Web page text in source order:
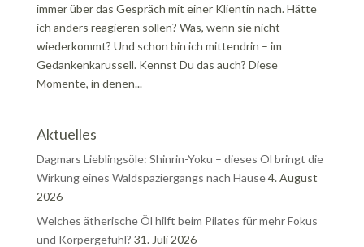
immer über das Gespräch mit einer Klientin nach. Hätte
ich anders reagieren sollen? Was, wenn sie nicht
wiederkommt? Und schon bin ich mittendrin – im
Gedankenkarussell. Kennst Du das auch? Diese
Momente, in denen...
Aktuelles
Dagmars Lieblingsöle: Shinrin-Yoku – dieses Öl bringt die
Wirkung eines Waldspaziergangs nach Hause4. August
2026
Welches ätherische Öl hilft beim Pilates für mehr Fokus
und Körpergefühl? 31. Juli 2026